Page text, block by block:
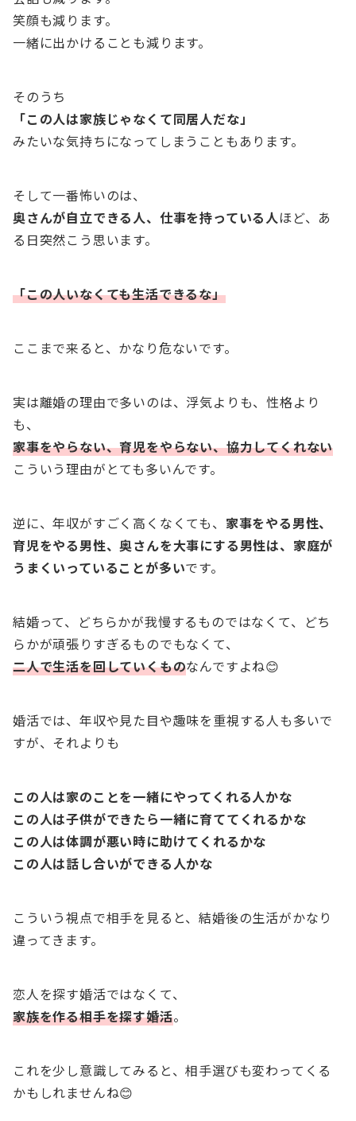
笑顔も減ります。
一緒に出かけることも減ります。
そのうち
「この人は家族じゃなくて同居人だな」
みたいな気持ちになってしまうこともあります。
そして一番怖いのは、
奥さんが自立できる人、仕事を持っている人ほど、あ
る日突然こう思います。
「この人いなくても生活できるな」
ここまで来ると、かなり危ないです。
実は離婚の理由で多いのは、浮気よりも、性格より
も、
家事をやらない、育児をやらない、協力してくれない
こういう理由がとても多いんです。
逆に、年収がすごく高くなくても、 家事をやる男性、
育児をやる男性、奥さんを大事にする男性は、家庭が
うまくいっていることが多いです。
結婚って、どちらかが我慢するものではなくて、どち
らかが頑張りすぎるものでもなくて、
二人で生活を回していくものなんですよね😊
婚活では、年収や見た目や趣味を重視する人も多いで
すが、それよりも
この人は家のことを一緒にやってくれる人かな
この人は子供ができたら一緒に育ててくれるかな
この人は体調が悪い時に助けてくれるかな
この人は話し合いができる人かな
こういう視点で相手を見ると、結婚後の生活がかなり
違ってきます。
恋人を探す婚活ではなくて、
家族を作る相手を探す婚活。
これを少し意識してみると、相手選びも変わってくる
かもしれませんね😊